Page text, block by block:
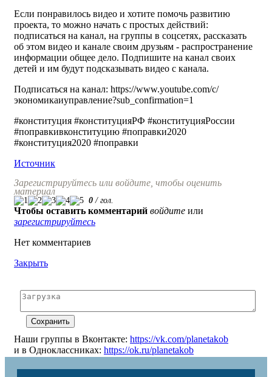
Если понравилось видео и хотите помочь развитию
проекта, то можно начать с простых действий:
подписаться на канал, на группы в соцсетях, рассказать
об этом видео и канале своим друзьям - распространение
информации общее дело. Подпишите на канал своих
детей и им будут подсказывать видео с канала.
Подписаться на канал: https://www.youtube.com/c/
экономикаиуправление?sub_confirmation=1
#конституция #конституцияРФ #конституцияРоссии
#поправкивконституцию #поправки2020
#конституция2020 #поправки
Источник
Зарегистрируйтесь или войдите, чтобы оценить
материал
0 / гол.
Чтобы оставить комментарий войдите или
зарегистрируйтесь
Нет комментариев
Закрыть
Наши группы в Вконтакте: https://vk.com/planetakob
и в Одноклассниках: https://ok.ru/planetakob